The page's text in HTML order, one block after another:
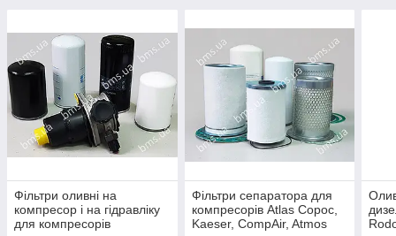
Фільтри оливні на
компресор і на гідравліку
для компресорів
Фільтри сепаратора для
компресорів Atlas Copoc,
Kaeser, CompAir, Atmos